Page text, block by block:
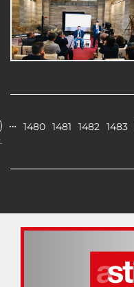
… 1480 1481 1482 1483